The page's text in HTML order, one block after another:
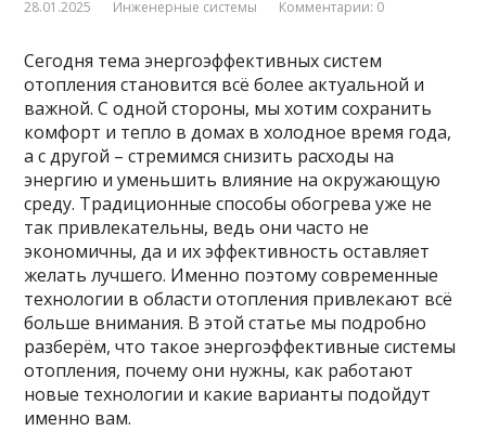
28.01.2025 Инженерные системы Комментарии: 0
Сегодня тема энергоэффективных систем
отопления становится всё более актуальной и
важной. С одной стороны, мы хотим сохранить
комфорт и тепло в домах в холодное время года,
а с другой – стремимся снизить расходы на
энергию и уменьшить влияние на окружающую
среду. Традиционные способы обогрева уже не
так привлекательны, ведь они часто не
экономичны, да и их эффективность оставляет
желать лучшего. Именно поэтому современные
технологии в области отопления привлекают всё
больше внимания. В этой статье мы подробно
разберём, что такое энергоэффективные системы
отопления, почему они нужны, как работают
новые технологии и какие варианты подойдут
именно вам.